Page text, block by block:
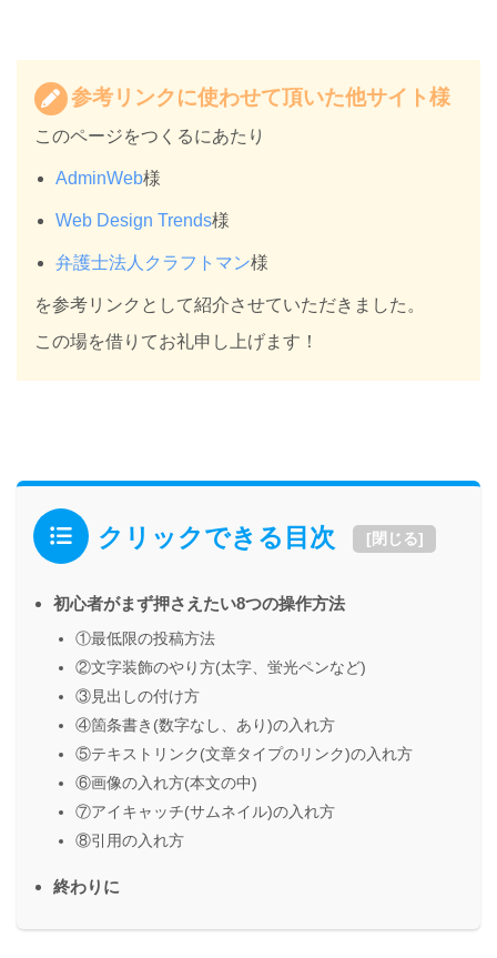
参考リンクに使わせて頂いた他サイト様
このページをつくるにあたり
AdminWeb様
Web Design Trends様
弁護士法人クラフトマン様
を参考リンクとして紹介させていただきました。
この場を借りてお礼申し上げます！
クリックできる目次 [閉じる]
初心者がまず押さえたい8つの操作方法
①最低限の投稿方法
②文字装飾のやり方(太字、蛍光ペンなど)
③見出しの付け方
④箇条書き(数字なし、あり)の入れ方
⑤テキストリンク(文章タイプのリンク)の入れ方
⑥画像の入れ方(本文の中)
⑦アイキャッチ(サムネイル)の入れ方
⑧引用の入れ方
終わりに